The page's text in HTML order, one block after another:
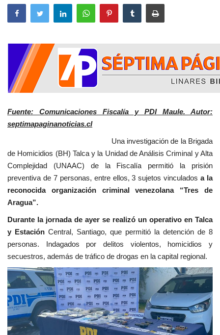
Fuente: Comunicaciones Fiscalía y PDI Maule. Autor:
septimapaginanoticias.cl
Una investigación de la Brigada
de Homicidios (BH) Talca y la Unidad de Análisis Criminal y Alta
Complejidad (UNAAC) de la Fiscalía permitió la prisión
preventiva de 7 personas, entre ellos, 3 sujetos vinculadosa la
reconocida organización criminal venezolana “Tres de
Aragua”.
Durante la jornada de ayer se realizó un operativo en Talca
y Estación Central, Santiago, que permitió la detención de 8
personas. Indagados por delitos violentos, homicidios y
secuestros, además de tráfico de drogas en la capital regional.